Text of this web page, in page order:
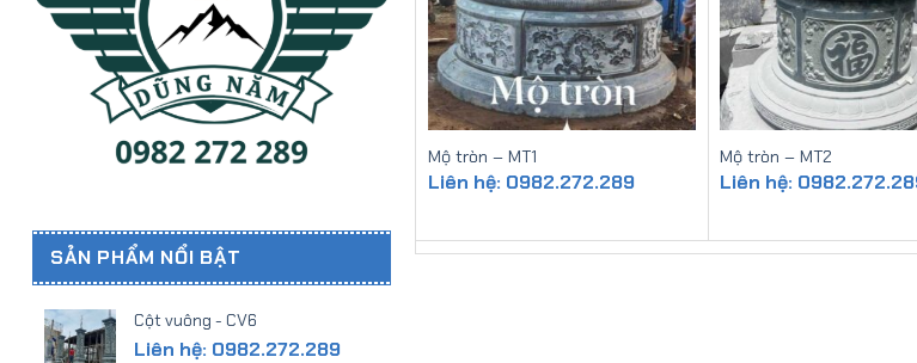
SẢN PHẨM NỔI BẬT
Cột vuông - CV6
Liên hệ: 0982.272.289
Mộ tròn – MT1
Liên hệ: 0982.272.289
Mộ tròn – MT2
Liên hệ: